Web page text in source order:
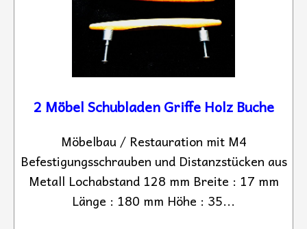
2 Möbel Schubladen Griffe Holz Buche
Möbelbau / Restauration mit M4
Befestigungsschrauben und Distanzstücken aus
Metall Lochabstand 128 mm Breite : 17 mm
Länge : 180 mm Höhe : 35...